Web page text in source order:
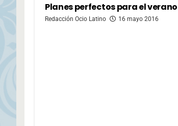
Planes perfectos para el verano
Redacción Ocio Latino 16 mayo 2016